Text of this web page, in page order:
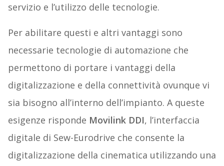
servizio e l’utilizzo delle tecnologie.
Per abilitare questi e altri vantaggi sono
necessarie tecnologie di automazione che
permettono di portare i vantaggi della
digitalizzazione e della connettività ovunque vi
sia bisogno all’interno dell’impianto. A queste
esigenze risponde Movilink DDI, l’interfaccia
digitale di Sew-Eurodrive che consente la
digitalizzazione della cinematica utilizzando una